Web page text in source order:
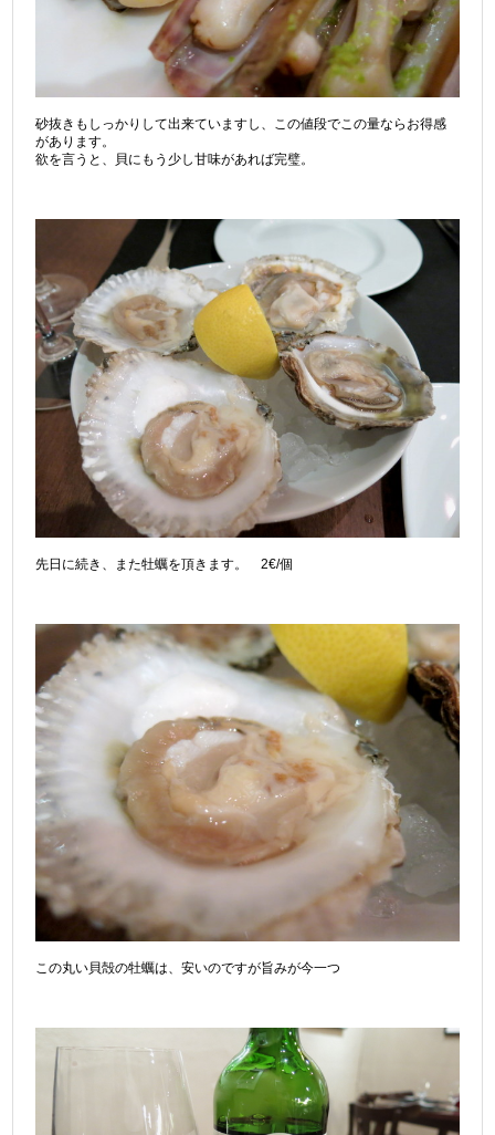
砂抜きもしっかりして出来ていますし、この値段でこの量ならお得感
があります。
欲を言うと、貝にもう少し甘味があれば完璧。
先日に続き、また牡蠣を頂きます。 2€/個
この丸い貝殻の牡蠣は、安いのですが旨みが今一つ